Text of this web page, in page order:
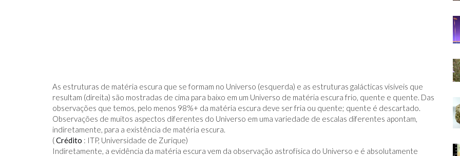
As estruturas de matéria escura que se formam no Universo (esquerda) e as estruturas galácticas visíveis que
resultam (direita) são mostradas de cima para baixo em um Universo de matéria escura frio, quente e quente. Das
observações que temos, pelo menos 98%+ da matéria escura deve ser fria ou quente; quente é descartado.
Observações de muitos aspectos diferentes do Universo em uma variedade de escalas diferentes apontam,
indiretamente, para a existência de matéria escura.
(Crédito : ITP, Universidade de Zurique)
Indiretamente, a evidência da matéria escura vem da observação astrofísica do Universo e é absolutamente